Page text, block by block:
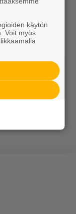
käytön
Voit myös